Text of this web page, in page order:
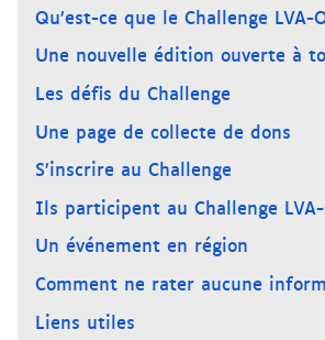
Qu’est-ce que le Challenge LVA-
Une nouvelle édition ouverte à
Les défis du Challenge
Une page de collecte de dons
S’inscrire au Challenge
Ils participent au Challenge LVA-
Un événement en région
Comment ne rater aucune
Liens utiles